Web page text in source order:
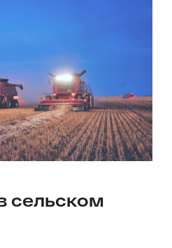
сельском